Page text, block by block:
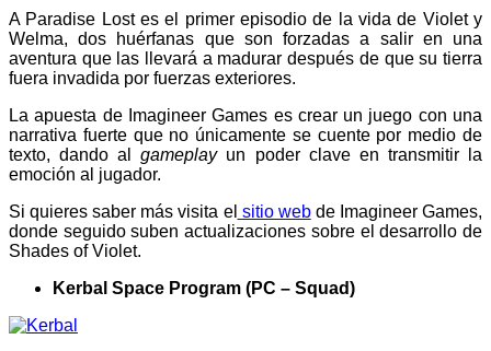
A Paradise Lost es el primer episodio de la vida de Violet y
Welma, dos huérfanas que son forzadas a salir en una
aventura que las llevará a madurar después de que su tierra
fuera invadida por fuerzas exteriores.
La apuesta de Imagineer Games es crear un juego con una
narrativa fuerte que no únicamente se cuente por medio de
texto, dando algameplayun poder clave en transmitir la
emoción al jugador.
Si quieres saber más visita el sitio webde Imagineer Games,
donde seguido suben actualizaciones sobre el desarrollo de
Shades of Violet.
Kerbal Space Program (PC – Squad)